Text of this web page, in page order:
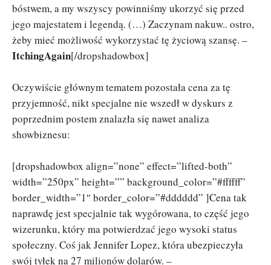
bóstwem, a my wszyscy powinniśmy ukorzyć się przed
jego majestatem i legendą. (…) Zaczynam nakuw.. ostro,
żeby mieć możliwość wykorzystać tę życiową szansę. –
ItchingAgain[/dropshadowbox]
Oczywiście głównym tematem pozostała cena za tę
przyjemność, nikt specjalne nie wszedł w dyskurs z
poprzednim postem znalazła się nawet analiza
showbiznesu:
[dropshadowbox align=”none” effect=”lifted-both”
width=”250px” height=”” background_color=”#ffffff”
border_width=”1″ border_color=”#dddddd” ]Cena tak
naprawdę jest specjalnie tak wygórowana, to część jego
wizerunku, który ma potwierdzać jego wysoki status
społeczny. Coś jak Jennifer Lopez, która ubezpieczyła
swój tyłek na 27 milionów dolarów. –